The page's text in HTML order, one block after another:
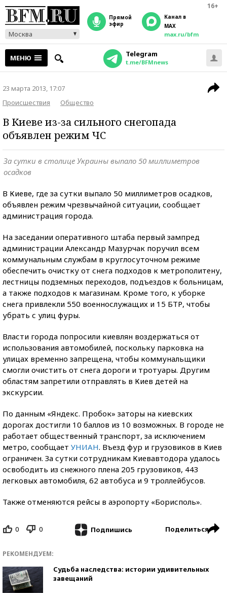
16+
Москва
прямой
эфир
Канал в
MAX
max.ru/bfm
МЕНЮ Telegram
t.me/BFMnews
23 марта 2013, 17:07
Происшествия
Общество
В Киеве из-за сильного снегопада
объявлен режим ЧС
За сутки в столице Украины выпало 50 миллиметров
осадков
В Киеве, где за сутки выпало 50 миллиметров осадков,
объявлен режим чрезвычайной ситуации, сообщает
администрация города.
На заседании оперативного штаба первый зампред
администрации Александр Мазурчак поручил всем
коммунальным службам в круглосуточном режиме
обеспечить очистку от снега подходов к метрополитену,
лестницы подземных переходов, подъездов к больницам,
а также подходов к магазинам. Кроме того, к уборке
снега привлекли 550 военнослужащих и 15 БТР, чтобы
убрать с улиц фуры.
Власти города попросили киевлян воздержаться от
использования автомобилей, поскольку парковка на
улицах временно запрещена, чтобы коммунальщики
смогли очистить от снега дороги и тротуары. Другим
областям запретили отправлять в Киев детей на
экскурсии.
По данным «Яндекс. Пробок» заторы на киевских
дорогах достигли 10 баллов из 10 возможных. В городе не
работает общественный транспорт, за исключением
метро, сообщает УНИАН. Въезд фур и грузовиков в Киев
ограничен. За сутки сотрудникам Киевавтодора удалось
освободить из снежного плена 205 грузовиков, 443
легковых автомобиля, 62 автобуса и 9 троллейбусов.
Также отменяются рейсы в аэропорту «Борисполь».
0 0 Подпишись Поделиться
РЕКОМЕНДУЕМ:
Судьба наследства: истории удивительных
завещаний